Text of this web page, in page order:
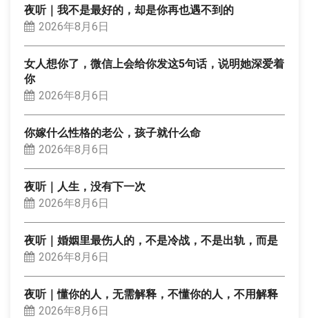
夜听｜我不是最好的，却是你再也遇不到的
2026年8月6日
女人想你了，微信上会给你发这5句话，说明她深爱着
你
2026年8月6日
你嫁什么性格的老公，孩子就什么命
2026年8月6日
夜听｜人生，没有下一次
2026年8月6日
夜听｜婚姻里最伤人的，不是冷战，不是出轨，而是
2026年8月6日
夜听｜懂你的人，无需解释，不懂你的人，不用解释
2026年8月6日